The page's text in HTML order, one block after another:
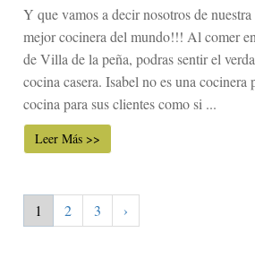
Y que vamos a decir nosotros de nuestra
mejor cocinera del mundo!!! Al comer
de Villa de la peña, podras sentir el
cocina casera. Isabel no es una cocinera
cocina para sus clientes como si ...
Leer Más >>
1 2 3 ›